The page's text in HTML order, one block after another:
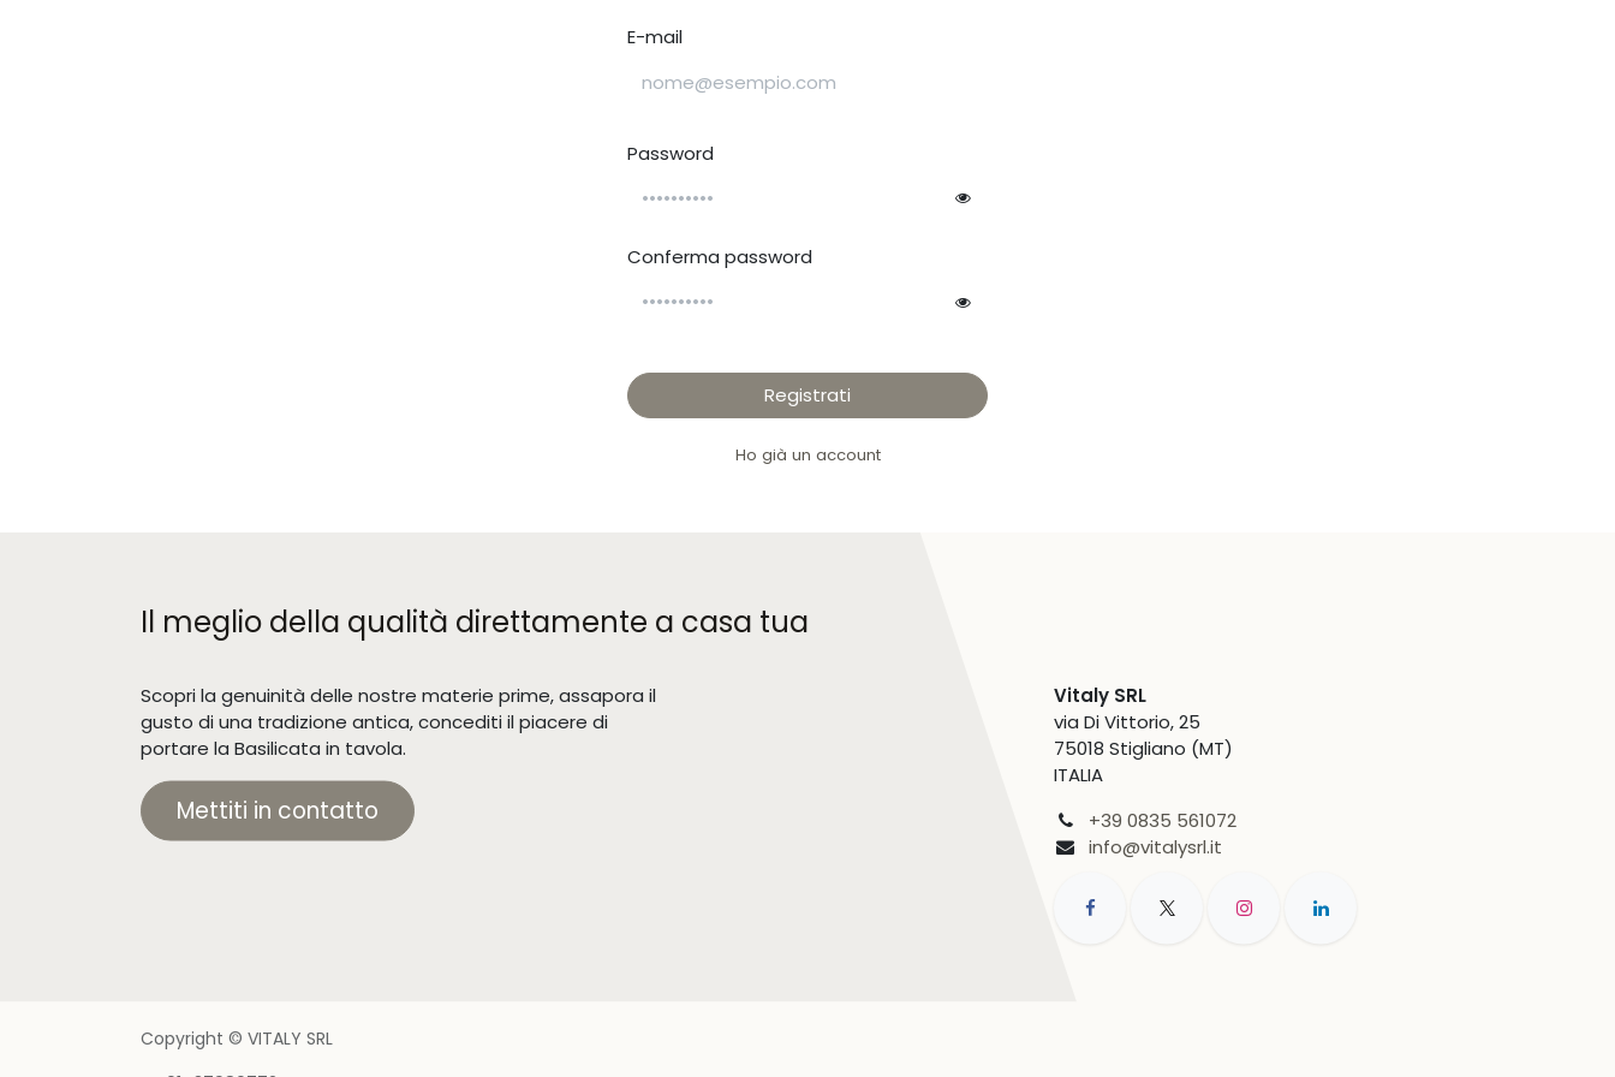
E-mail
Password
Conferma password
Registrati
Ho già un account
Il meglio della qualità direttamente a casa tua
Scopri la genuinità delle nostre materie prime, assapora il
gusto di una tradizione antica, concediti il piacere di
portare la Basilicata in tavola.
Mettiti in contatto
Vitaly SRL
via Di Vittorio, 25
75018 Stigliano (MT)
ITALIA
+39 0835 561072
info@vitalysrl.it
Copyright © VITALY SRL